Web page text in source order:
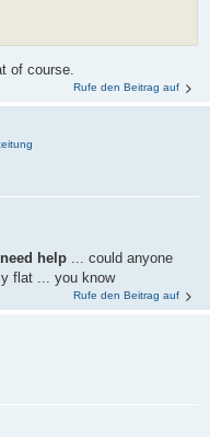
of course.
Rufe den Beitrag auf
need help ... could anyone
flat ... you know
Rufe den Beitrag auf